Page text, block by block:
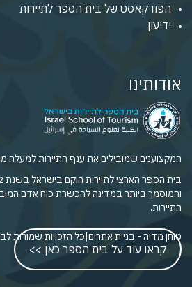
הפודקאסט של בית הספר לתיירות
ידיעון
אודותינו
המקצוענים שמובילים את ענף התיירות למעלה מ- 60
והמוסמך ביותר במדינה להכשרת כוח אדם
התיירות.
קראו עוד על בית הספר כאן >>
כל הזכויות שמורות|טוחן מדיה - בניית אתרים